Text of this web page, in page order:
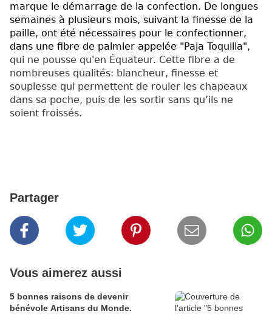
marque le démarrage de la confection. De longues
semaines à plusieurs mois, suivant la finesse de la
paille, ont été nécessaires pour le confectionner,
dans une fibre de palmier appelée "Paja Toquilla",
qui ne pousse qu'en Équateur. Cette fibre a de
nombreuses qualités: blancheur, finesse et
souplesse qui permettent de rouler les chapeaux
dans sa poche, puis de les sortir sans qu’ils ne
soient froissés.
Partager
Vous aimerez aussi
5 bonnes raisons de devenir
bénévole Artisans du Monde.